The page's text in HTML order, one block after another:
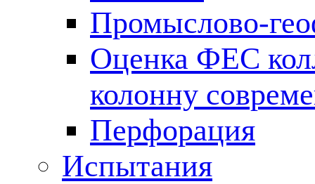
Промыслово-
Оценка ФЕС
колонну
Перфорация
Испытания